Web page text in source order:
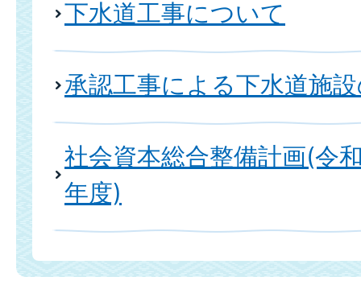
下水道工事について
承認工事による下水道施
社会資本総合整備計画(令
年度)